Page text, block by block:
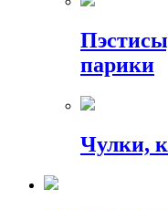
парики
Чулки,